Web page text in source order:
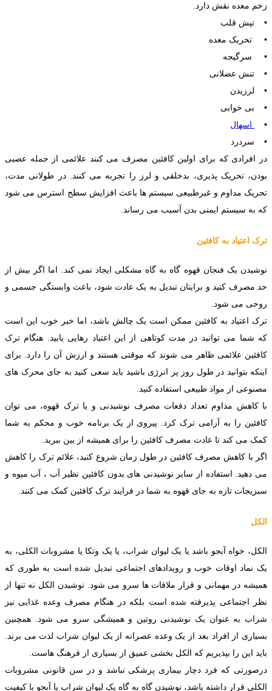
زخم معده نقش دارد.
• تپش قلب
• تحریک معده
• سرگیجه
• تنش عضلانی
• لرزیدن
• بی خوابی
•
اسهال
• سردرد
در افرادی که برای اولین کافئین مصرف می کنند علائمی از جمله عصبی
بودن، تحریک پذیری، بدخلقی و لرز را تجربه می کنند. در طولانی مدت،
تحریک مداوم و غیرطبیعی سیستم ها باعث افزایش سطح استرس می شود
که به سیستم ایمنی بدن آسیب می رساند.
ترک اعتیاد به کافئین
نوشیدن یک فنجان قهوه گاه به گاه مشکلی ایجاد نمی کند. اما اگر بیش از
حد مصرف کنید و برایتان تبدیل به یک عادت شود، باعث وابستگی جسمی و
روحی می شود.
ترک اعتیاد به کافئین ممکن است یک چالش باشد، اما خبر خوب این است
که شما می توانید در مدت کوتاهی از این اعتیاد رهایی یابید. هنگام ترک
کافئین علائمی ظاهر می شوند که موقتی هستند و ارزش آن را دارد. برای
اینکه بتوانید در طول روز پر انرژی باشید باید سعی کنید به جای محرک های
مصنوعی از مواد طبیعی استفاده کنید.
با کاهش مداوم تعداد دفعات مصرف نوشیدنی و یا ترک قهوه، می توان
کافئین را به آرامی ترک کرد. پیروی از یک برنامه خوب و محکم به شما
کمک می کند تا عادت مصرف کافئین را برای همیشه از بین ببرید.
اگر با کاهش مصرف کافئین در طول زمان شروع کنید، علائم ترک را کاهش
می دهید. استفاده از سایر نوشیدنی های بدون کافئین نظیر آب ، آب میوه و
سبزیجات تازه به جای قهوه به شما در فرایند ترک کافئین کمک می کنند.
الکل
الکل، خواه آبجو باشد یا یک لیوان شراب، یا یک وتکا یا مشروبات الکلی، به
یک نماد اوقات خوب و رویدادهای اجتماعی تبدیل شده است به طوری که
همیشه در مهمانی و قرار ملاقات ها سرو می شود. نوشیدن الکل نه تنها از
نظر اجتماعی پذیرفته شده است بلکه در هنگام مصرف وعده غذایی نیز
شراب به عنوان یک نوشیدنی روتین و همیشگی سرو می شود. همچنین
بسیاری از افراد بعد از یک وعده عصرانه از یک لیوان شراب لذت می برند.
باید این را بپذیریم که الکل بخشی عمیق از بسیاری از فرهنگ هاست.
درصورتی که فرد دچار بیماری پزشکی نباشد و در سن قانونی مشروبات
الکلی قرار داشته باشد، نوشیدن گاه به گاه یک لیوان شراب یا آبجو با کیفیت